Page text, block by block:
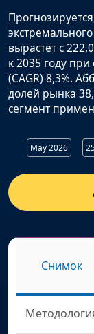
вырастет с
к 2035 году
(CAGR) 8,3%.
долей рынка
сегмент
May 2026
Снимок